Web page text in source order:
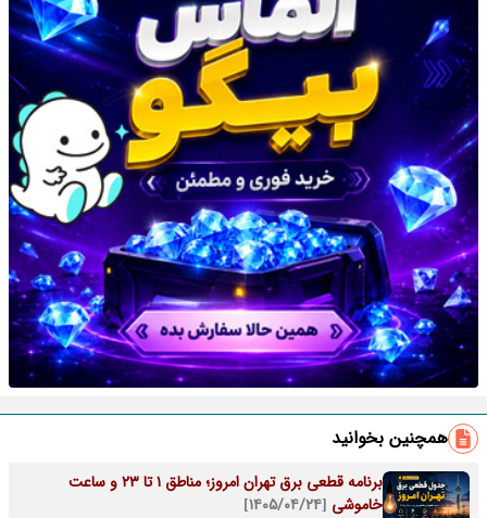
همچنین بخوانید
برنامه قطعی برق تهران امروز؛ مناطق ۱ تا ۲۳ و ساعت
خاموشی [۱۴۰۵/۰۴/۲۴]